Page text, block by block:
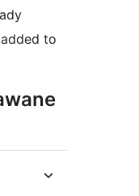
to